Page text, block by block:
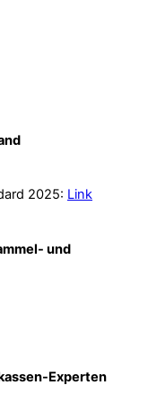
2025: Link
und
Experten